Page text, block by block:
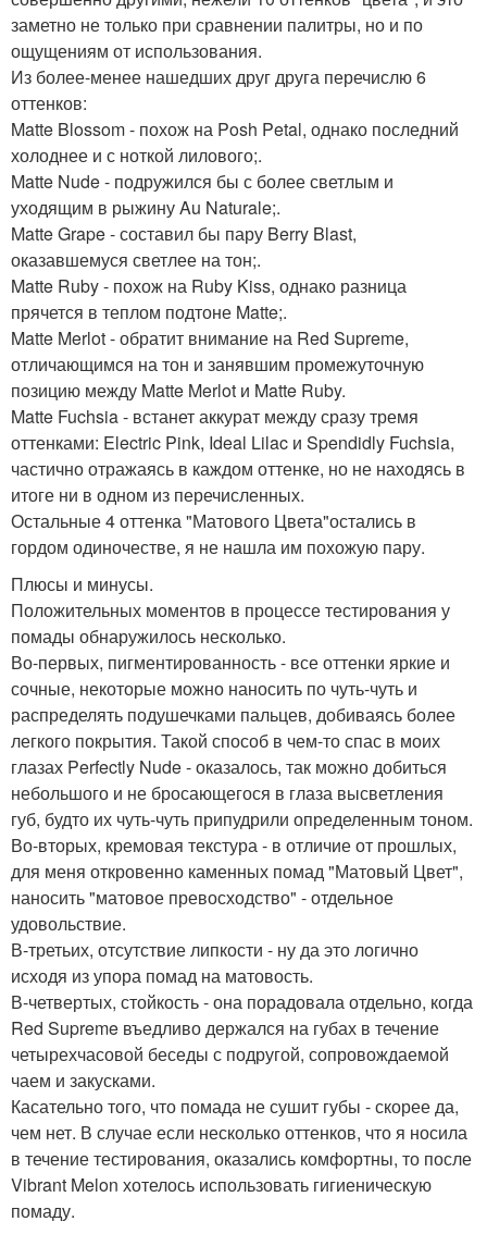
заметно не только при сравнении палитры, но и по
ощущениям от использования.
Из более-менее нашедших друг друга перечислю 6
оттенков:
Matte Blossom - похож на Posh Petal, однако последний
холоднее и с ноткой лилового;.
Matte Nude - подружился бы с более светлым и
уходящим в рыжину Au Naturale;.
Matte Grape - составил бы пару Berry Blast,
оказавшемуся светлее на тон;.
Matte Ruby - похож на Ruby Kiss, однако разница
прячется в теплом подтоне Matte;.
Matte Merlot - обратит внимание на Red Supreme,
отличающимся на тон и занявшим промежуточную
позицию между Matte Merlot и Matte Ruby.
Matte Fuchsia - встанет аккурат между сразу тремя
оттенками: Electric Pink, Ideal Lilac и Spendidly Fuchsia,
частично отражаясь в каждом оттенке, но не находясь в
итоге ни в одном из перечисленных.
Остальные 4 оттенка "Матового Цвета"остались в
гордом одиночестве, я не нашла им похожую пару.
Плюсы и минусы.
Положительных моментов в процессе тестирования у
помады обнаружилось несколько.
Во-первых, пигментированность - все оттенки яркие и
сочные, некоторые можно наносить по чуть-чуть и
распределять подушечками пальцев, добиваясь более
легкого покрытия. Такой способ в чем-то спас в моих
глазах Perfectly Nude - оказалось, так можно добиться
небольшого и не бросающегося в глаза высветления
губ, будто их чуть-чуть припудрили определенным тоном.
Во-вторых, кремовая текстура - в отличие от прошлых,
для меня откровенно каменных помад "Матовый Цвет",
наносить "матовое превосходство" - отдельное
удовольствие.
В-третьих, отсутствие липкости - ну да это логично
исходя из упора помад на матовость.
В-четвертых, стойкость - она порадовала отдельно, когда
Red Supreme въедливо держался на губах в течение
четырехчасовой беседы с подругой, сопровождаемой
чаем и закусками.
Касательно того, что помада не сушит губы - скорее да,
чем нет. В случае если несколько оттенков, что я носила
в течение тестирования, оказались комфортны, то после
Vibrant Melon хотелось использовать гигиеническую
помаду.